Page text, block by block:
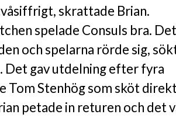
skrattade Brian.
spelade Consuls bra.
och spelarna rörde sig,
Det gav utdelning efter fyra
Tom Stenhög som sköt
petade in returen och det